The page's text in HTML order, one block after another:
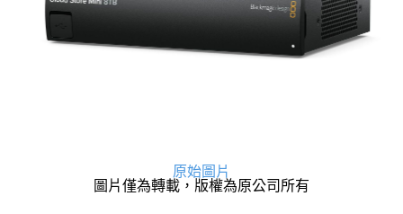
原始圖片
圖片僅為轉載，版權為原公司所有